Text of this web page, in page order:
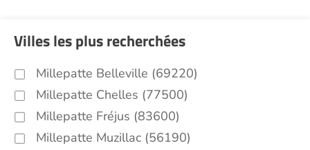
Villes les plus recherchées
Millepatte Belleville (69220)
Millepatte Chelles (77500)
Millepatte Fréjus (83600)
Millepatte Muzillac (56190)